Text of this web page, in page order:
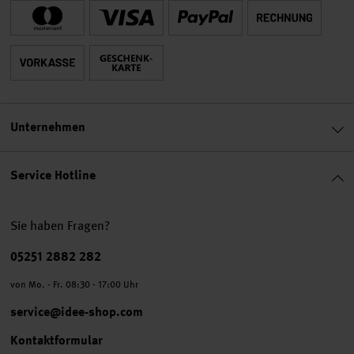
Service Hotline
Sie haben Fragen?
Telefonnummer
05251 2882 282
von Mo. - Fr. 08:30 - 17:00 Uhr
service@idee-shop.com
Kontaktformular
Unternehmen